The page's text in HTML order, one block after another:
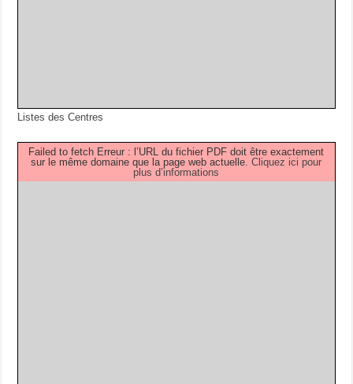
Listes des Centres
Failed to fetch Erreur : l’URL du fichier PDF doit être exactement
sur le même domaine que la page web actuelle.Cliquez ici pour
plus d’informations